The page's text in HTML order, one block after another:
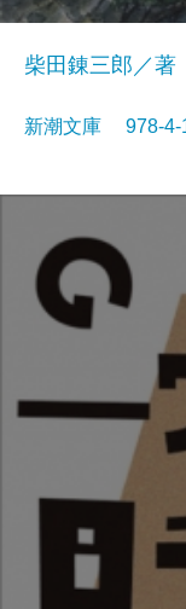
柴田錬三郎／著
新潮文庫 978-